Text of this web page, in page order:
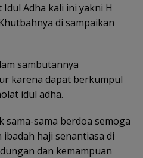
Adha kali ini yakni H
di sampaikan
sambutannya
karena dapat berkumpul
idul adha.
sama-sama berdoa semoga
haji senantiasa di
dan kemampuan